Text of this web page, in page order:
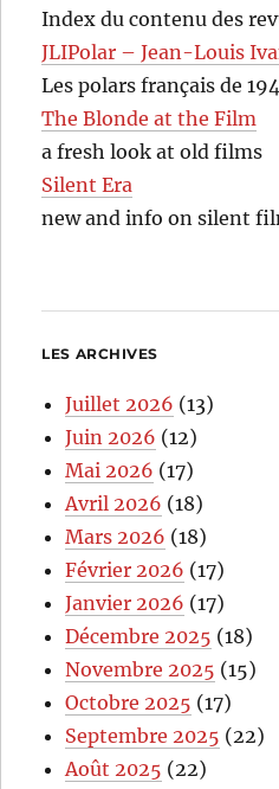
Index du contenu des
JLIPolar – Jean-Louis
Les polars français de
The Blonde at the Film
a fresh look at old films
Silent Era
new and info on silent
LES ARCHIVES
Juillet 2026 (13)
Juin 2026 (12)
Mai 2026 (17)
Avril 2026 (18)
Mars 2026 (18)
Février 2026 (17)
Janvier 2026 (17)
Décembre 2025 (18)
Novembre 2025 (15)
Octobre 2025 (17)
Septembre 2025 (22)
Août 2025 (22)